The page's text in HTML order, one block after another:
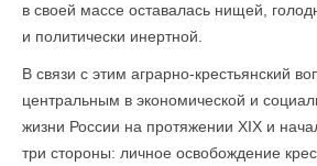
в своей массе оставалась нищей,
и политически инертной.
В связи с этим аграрно-крестьянский
центральным в экономической и
жизни России на протяжении XIX и
три стороны: личное освобождение